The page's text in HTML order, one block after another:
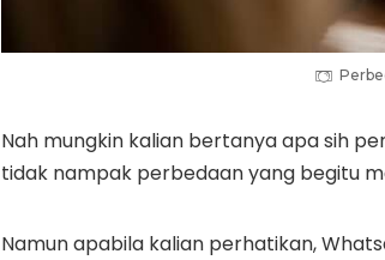
Nah mungkin kalian bertanya apa sih
tidak nampak perbedaan yang begitu
Namun apabila kalian perhatikan,